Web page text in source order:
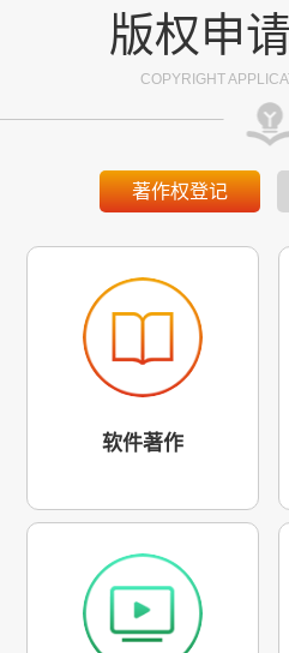
版权申
COPYRIGHT
著作权登记
软件著作